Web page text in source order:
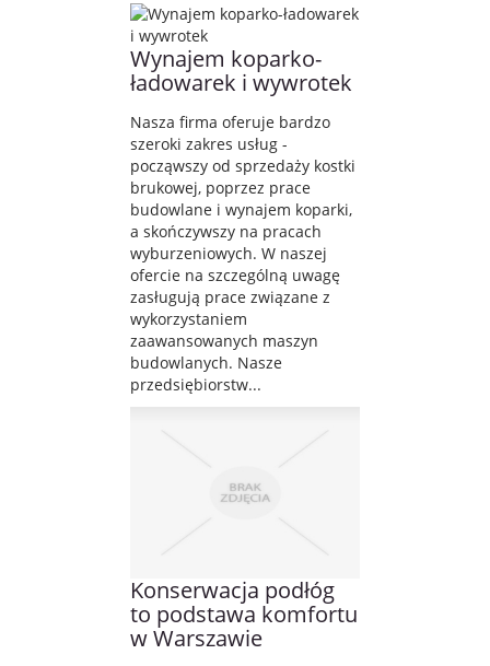
Wynajem koparko-
ładowarek i wywrotek
Nasza firma oferuje bardzo
szeroki zakres usług -
począwszy od sprzedaży kostki
brukowej, poprzez prace
budowlane i wynajem koparki,
a skończywszy na pracach
wyburzeniowych. W naszej
ofercie na szczególną uwagę
zasługują prace związane z
wykorzystaniem
zaawansowanych maszyn
budowlanych. Nasze
przedsiębiorstw...
Konserwacja podłóg
to podstawa komfortu
w Warszawie